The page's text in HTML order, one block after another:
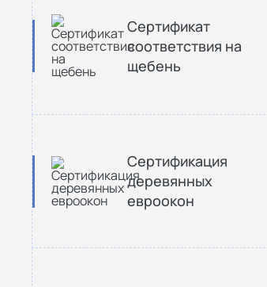
Сертификат
соответствия на
щебень
Сертификация
деревянных
евроокон